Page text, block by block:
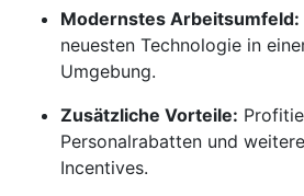
Modernstes Arbeitsumfeld:
neuesten Technologie in
Umgebung.
Zusätzliche Vorteile:
Personalrabatten und
Incentives.